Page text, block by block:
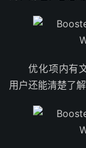
优化项内有
用户还能清楚了